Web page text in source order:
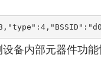
备内部元器件功